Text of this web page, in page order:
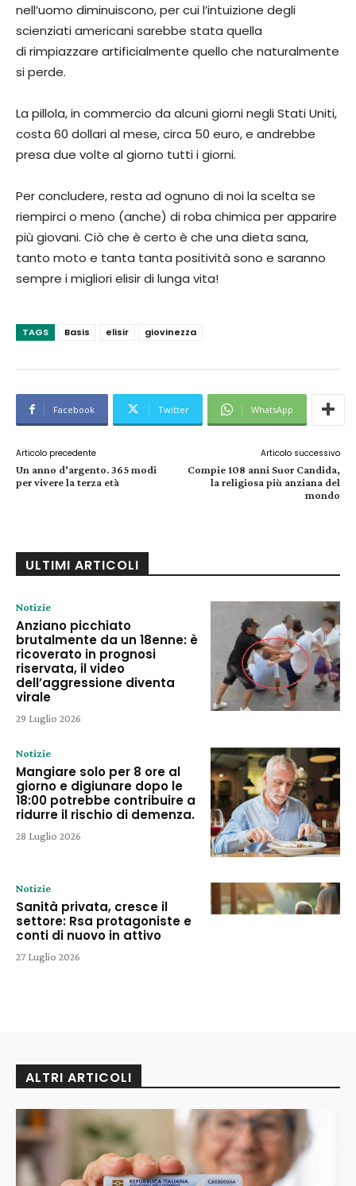
nell’uomo diminuiscono, per cui l’intuizione degli
scienziati americani sarebbe stata quella
di rimpiazzare artificialmente quello che naturalmente
si perde.
La pillola, in commercio da alcuni giorni negli Stati Uniti,
costa 60 dollari al mese, circa 50 euro, e andrebbe
presa due volte al giorno tutti i giorni.
Per concludere, resta ad ognuno di noi la scelta se
riempirci o meno (anche) di roba chimica per apparire
più giovani. Ciò che è certo è che una dieta sana,
tanto moto e tanta tanta positività sono e saranno
sempre i migliori elisir di lunga vita!
TAGS Basis elisir giovinezza
Facebook Twitter WhatsApp
Articolo precedente
Un anno d’argento. 365 modi
per vivere la terza età
Articolo successivo
Compie 108 anni Suor Candida,
la religiosa più anziana del
mondo
ULTIMI ARTICOLI
Notizie
Anziano picchiato
brutalmente da un 18enne: è
ricoverato in prognosi
riservata, il video
dell’aggressione diventa
virale
29 Luglio 2026
Notizie
Mangiare solo per 8 ore al
giorno e digiunare dopo le
18:00 potrebbe contribuire a
ridurre il rischio di demenza.
28 Luglio 2026
Notizie
Sanità privata, cresce il
settore: Rsa protagoniste e
conti di nuovo in attivo
27 Luglio 2026
ALTRI ARTICOLI